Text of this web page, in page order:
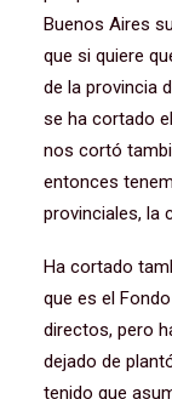
Buenos Aires
que si quiere
de la provincia
se ha cortado
nos cortó
entonces
provinciales, la
Ha cortado
que es el
directos, pero
dejado de
tenido que